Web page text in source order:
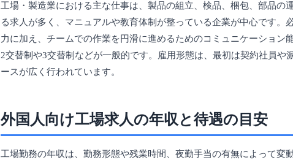
工場・製造業における主な仕事は、製品の組立、検品、梱包、部品の
る求人が多く、マニュアルや教育体制が整っている企業が中心です
力に加え、チームでの作業を円滑に進めるためのコミュニケーショ
2交替制や3交替制などが一般的です。雇用形態は、最初は契約社員
ースが広く行われています。
外国人向け工場求人の年収と待遇の目安
工場勤務の年収は、勤務形態や残業時間、夜勤手当の有無によって